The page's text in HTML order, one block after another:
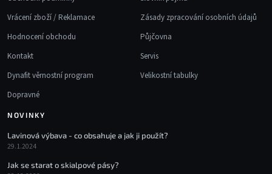
Vrácení zboží / Reklamace
Hodnocení obchodu
Kontakt
Dynafit věrnostní program
Dopravné
Zásady zpracování osobních údajů
Půjčovna
Servis
Velikostní tabulky
NOVINKY
Lavinová výbava - co obsahuje a jak ji použít?
29.1.2024
Jak se starat o skialpové pásy?